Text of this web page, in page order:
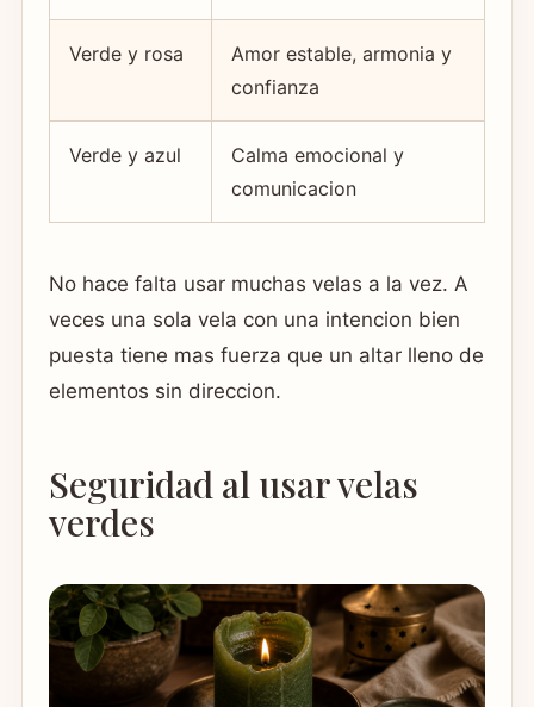
Verde y rosa
Amor estable, armonia y
confianza
Verde y azul
Calma emocional y
comunicacion
No hace falta usar muchas velas a la vez. A
veces una sola vela con una intencion bien
puesta tiene mas fuerza que un altar lleno de
elementos sin direccion.
Seguridad al usar velas
verdes